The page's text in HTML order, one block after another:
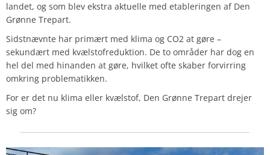
landet, og som blev ekstra aktuelle med etableringen af Den
Grønne Trepart.
Sidstnævnte har primært med klima og CO2 at gøre –
sekundært med kvælstofreduktion. De to områder har dog en
hel del med hinanden at gøre, hvilket ofte skaber forvirring
omkring problematikken.
For er det nu klima eller kvælstof, Den Grønne Trepart drejer
sig om?